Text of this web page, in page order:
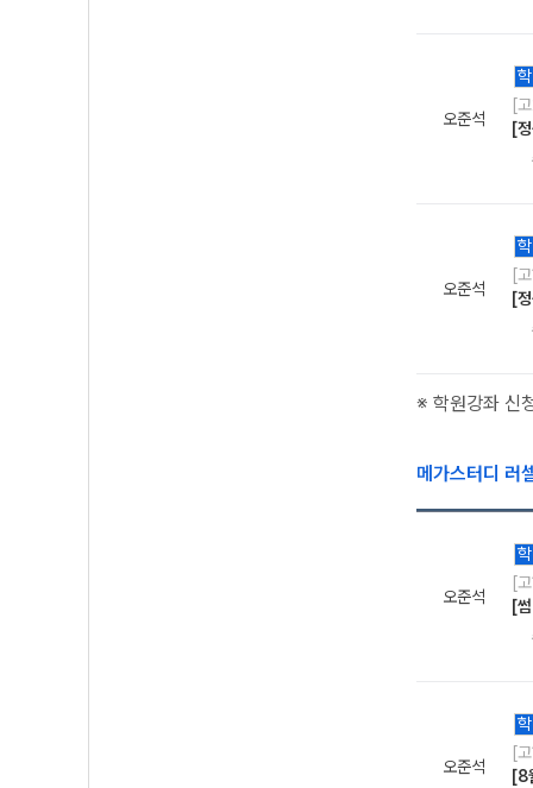
오준석
학
[
[
오준석
학
[
[
※ 학원강좌 신
메가스터디 러
오준석
학
[
[
오준석
학
[
[8